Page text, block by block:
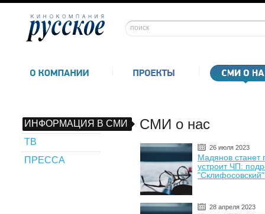
ИНФОРМАЦИЯ В СМИ
ТВ
ПРЕССА
СМИ о нас
26 июля 2023
Мадянов станет
устроит ЧП:
28 апреля 2023